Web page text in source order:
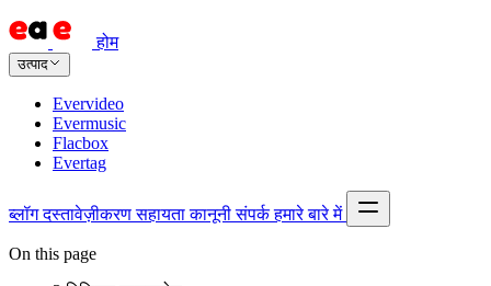
होम
उत्पाद
Evervideo
Evermusic
Flacbox
Evertag
ब्लॉग दस्तावेज़ीकरण सहायता कानूनी संपर्क हमारे बारे में
On this page